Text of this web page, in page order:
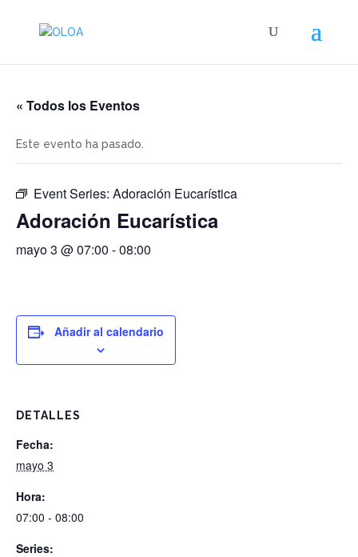
« Todos los Eventos
Este evento ha pasado.
Event Series: Adoración Eucarística
Adoración Eucarística
mayo 3 @ 07:00 -08:00
Añadir al calendario
DETALLES
Fecha:
mayo 3
Hora:
07:00 - 08:00
Series: